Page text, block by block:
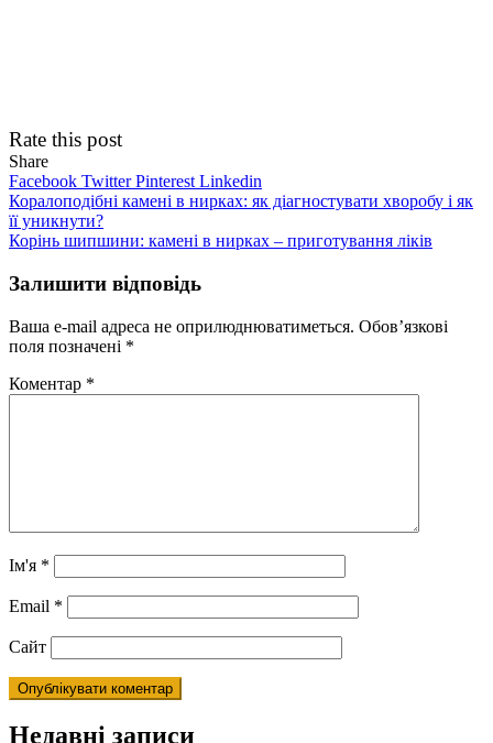
Rate this post
Share
Facebook TwitterPinterest Linkedin
Навігація
записів
Коралоподібні камені в нирках: як діагностувати хворобу і як
її уникнути?
Корінь шипшини: камені в нирках – приготування ліків
Залишити відповідь
Ваша e-mail адреса не оприлюднюватиметься. Обов’язкові
поля позначені *
Коментар *
Ім'я *
Email *
Сайт
Недавні записи